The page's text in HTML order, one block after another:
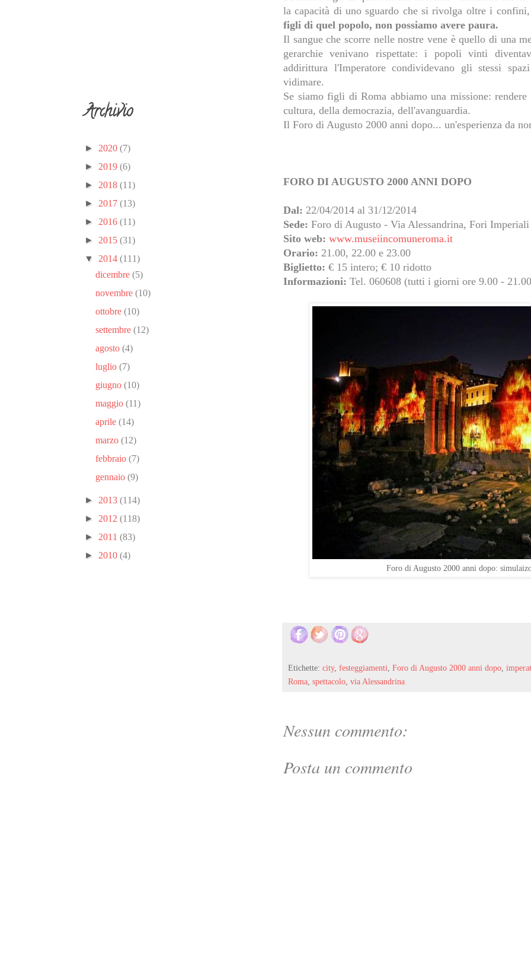
la capacità di uno sguardo che si rivolga oltre i
figli di quel popolo, non possiamo avere paura.
Il sangue che scorre nelle nostre vene è quello di una
gerarchie venivano rispettate: i popoli vinti
addirittura l'Imperatore condividevano gli stessi
vidimare.
Se siamo figli di Roma abbiamo una missione:
cultura, della democrazia, dell'avanguardia.
Il Foro di Augusto 2000 anni dopo... un'esperienza da
FORO DI AUGUSTO 2000 ANNI DOPO
Dal: 22/04/2014 al 31/12/2014
Sede: Foro di Augusto - Via Alessandrina, Fori Imperiali
Sito web: www.museiincomuneroma.it
Orario: 21.00, 22.00 e 23.00
Biglietto: € 15 intero; € 10 ridotto
Informazioni: Tel. 060608 (tutti i giorni ore 9.00 -
Foro di Augusto 2000 anni dopo:
Etichette: city, festeggiamenti, Foro di Augusto 2000 anni dopo,
Roma, spettacolo, via Alessandrina
Nessun commento:
Posta un commento
Archivio
► 2020 (7)
► 2019 (6)
► 2018 (11)
► 2017 (13)
► 2016 (11)
► 2015 (31)
▼ 2014 (111)
dicembre(5)
novembre(10)
ottobre(10)
settembre(12)
agosto(4)
luglio(7)
giugno(10)
maggio(11)
aprile(14)
marzo(12)
febbraio(7)
gennaio(9)
► 2013 (114)
► 2012 (118)
► 2011 (83)
► 2010 (4)